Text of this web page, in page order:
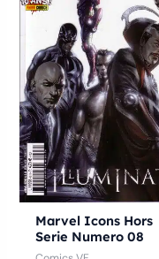
Marvel Icons Hors
Serie Numero 08